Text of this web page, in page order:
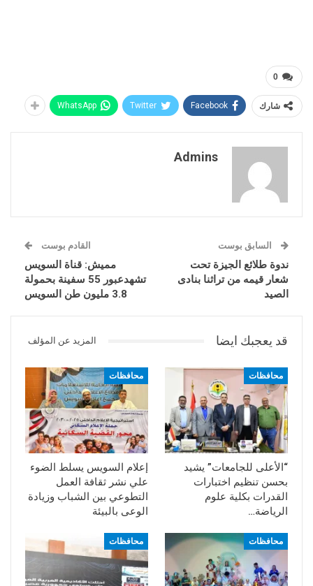
0
شارك Facebook
Twitter
WhatsApp
Admins
السابق بوست
ندوة طلائع الجيزة تحت
شعار قيمه من تراثنا بنادى
الصيد
القادم بوست
مميش: قناة السويس
تشهدعبور 55 سفينة بحمولة
3.8 مليون طن السويس
قد يعجبك ايضا المزيد عن المؤلف
محافظات
“الأعلى للجامعات” يشيد
بحسن تنظيم اختبارات
القدرات بكلية علوم
الرياضة…
محافظات
إعلام السويس يسلط الضوء
علي نشر ثقافة العمل
التطوعي بين الشباب وزيادة
الوعى بالبيئة
محافظات محافظات